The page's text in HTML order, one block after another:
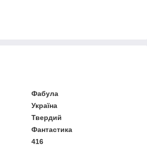
Фабула
Україна
Твердий
Фантастика
416